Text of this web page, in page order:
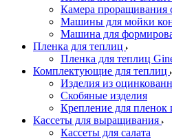
Камера проращивания
Машины для мойки
Машина для
Пленка для теплиц
Пленка для теплиц
Комплектующие для теплиц
Изделия из
Скобяные изделия
Крепление для пленок
Кассеты для выращивания
Кассеты для салата